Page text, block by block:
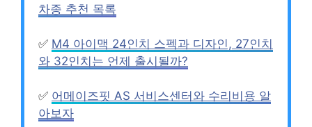
차종 추천 목록
✅ M4 아이맥 24인치 스펙과 디자인, 27인치
와 32인치는 언제 출시될까?
✅ 어메이즈핏 AS 서비스센터와 수리비용 알
아보자